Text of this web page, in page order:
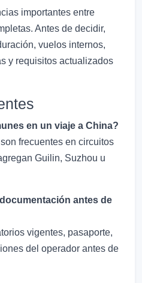
importantes entre
Antes de decidir,
vuelos internos,
y requisitos actualizados
en un viaje a China?
frecuentes en circuitos
Guilin, Suzhou u
antes de
vigentes, pasaporte,
del operador antes de